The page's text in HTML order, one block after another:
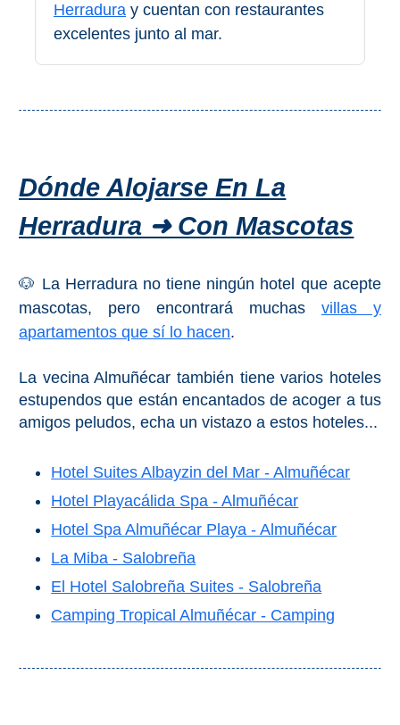
Hoteles Boutique
VIAJE
➜
Coches
Hoteles
Cortijos
Herradura y cuentan con restaurantes
excelentes junto al mar.
Dónde Alojarse En La
Herradura ➜ Con Mascotas
🐶 La Herradura no tiene ningún hotel que acepte
mascotas, pero encontrará muchas villas y
apartamentos que sí lo hacen.
La vecina Almuñécar también tiene varios hoteles
estupendos que están encantados de acoger a tus
amigos peludos, echa un vistazo a estos hoteles...
Hotel Suites Albayzin del Mar - Almuñécar
Hotel Playacálida Spa - Almuñécar
Hotel Spa Almuñécar Playa - Almuñécar
La Miba - Salobreña
El Hotel Salobreña Suites - Salobreña
Camping Tropical Almuñécar - Camping